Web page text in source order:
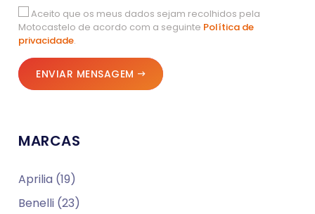
Aceito que os meus dados sejam recolhidos pela
Motocastelo de acordo com a seguinte Política de
privacidade.
ENVIAR MENSAGEM
MARCAS
Aprilia (19)
Benelli (23)